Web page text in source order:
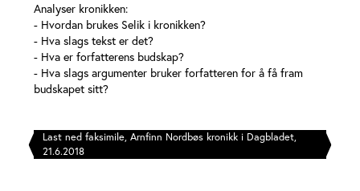
Analyser kronikken:
- Hvordan brukes Selik i kronikken?
- Hva slags tekst er det?
- Hva er forfatterens budskap?
- Hva slags argumenter bruker forfatteren for å få fram
budskapet sitt?
Last ned faksimile, Arnfinn Nordbøs kronikk i Dagbladet,
21.6.2018